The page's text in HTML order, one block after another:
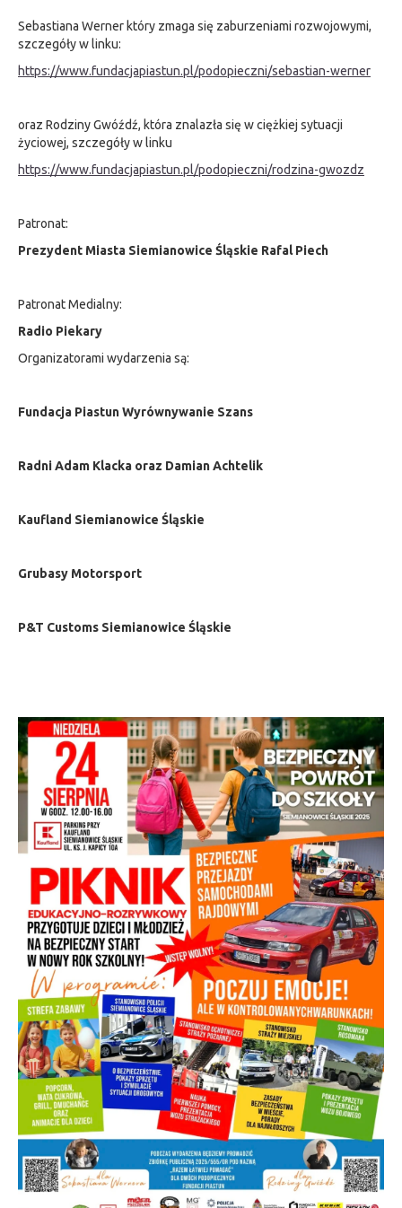
Sebastiana Werner który zmaga się zaburzeniami rozwojowymi,
szczegóły w linku:
https://www.fundacjapiastun.pl/podopieczni/sebastian-werner
oraz Rodziny Gwóźdź, która znalazła się w ciężkiej sytuacji
życiowej, szczegóły w linku
https://www.fundacjapiastun.pl/podopieczni/rodzina-gwozdz
Patronat:
Prezydent Miasta Siemianowice Śląskie Rafal Piech
Patronat Medialny:
Radio Piekary
Organizatorami wydarzenia są:
Fundacja Piastun Wyrównywanie Szans
Radni Adam Klacka oraz Damian Achtelik
Kaufland Siemianowice Śląskie
Grubasy Motorsport
P&T Customs Siemianowice Śląskie